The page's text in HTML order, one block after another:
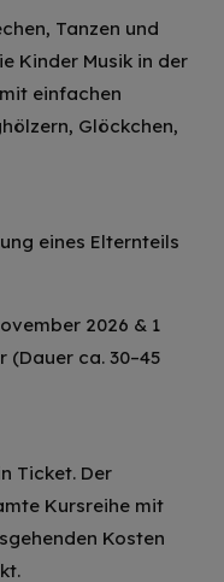
Tanzen und
Kinder Musik in der
einfachen
Glöckchen,
eines Elternteils
2026 & 1
(Dauer ca. 30–45
Ticket. Der
Kursreihe mit
Kosten